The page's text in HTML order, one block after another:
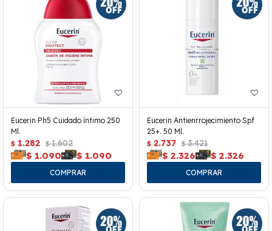
Eucerin Ph5 Cuidado íntimo 250
Ml.
$ 1.282 $ 1.602
$ 1.090 $ 1.090
Eucerin Antienrrojecimiento Spf
25+. 50 Ml.
$ 2.737 $ 3.421
$ 2.326 $ 2.326